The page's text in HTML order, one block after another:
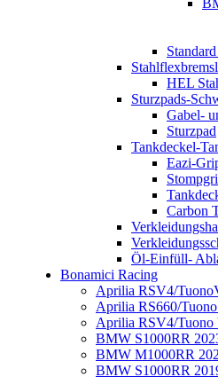
HEL
Sturzpads-
Gabel-
Sturzpad
Tankdeckel-
Eazi-
Carbon
Öl-Einfüll-
Bonamici Racing
Aprilia RSV4/
Aprilia RS660/
Aprilia RSV4/Tuono
BMW S1000RR
BMW M1000RR
BMW S1000RR